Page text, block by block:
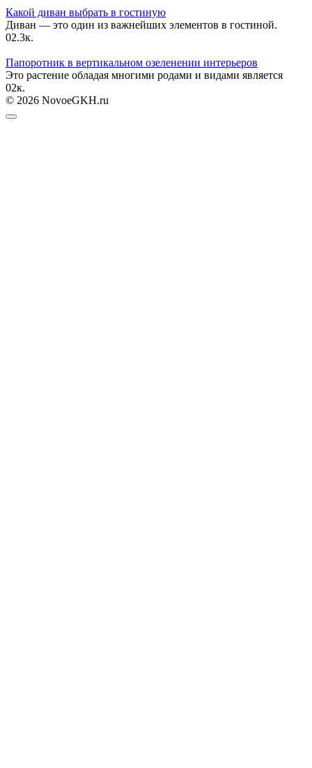
Какой диван выбрать в гостиную
Диван — это один из важнейших элементов в гостиной.
02.3к.
Папоротник в вертикальном озеленении интерьеров
Это растение обладая многими родами и видами является
02к.
© 2026 NovoeGKH.ru